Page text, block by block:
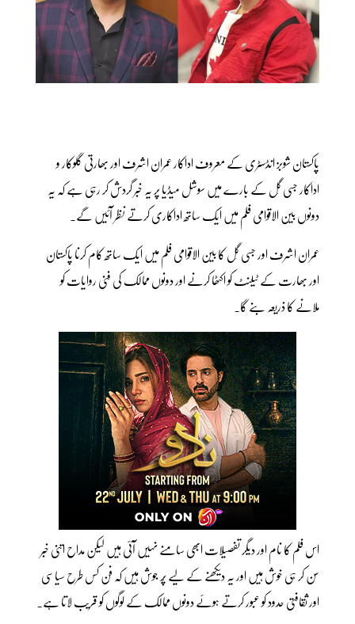
پاکستان شوبز انڈسٹری کے معروف اداکار عمران اشرف اور بھارتی گلوکار و
اداکار جسی گِل کے بارے میں سوشل میڈیا پر یہ خبر گردش کر رہی ہے کہ یہ
دونوں بین الاقوامی فلم میں ایک ساتھ اداکاری کرتے نظر آئیں گے۔
عمران اشرف اور جسی گِل کا بین الاقوامی فلم میں ایک ساتھ کام کرنا پاکستان
اور بھارت کے ٹیلنٹ کو اکٹھا کرنے اور دونوں ممالک کی فنی روایات کو
ملانے کا ذریعہ بنے گا۔
اس فلم کا نام اور دیگر تفصیلات ابھی سامنے نہیں آئی ہیں لیکن مداح اتنی خبر
سن کر ہی خوش ہیں اور یہ دیکھنے کے لیے پُر جوش ہیں کہ فن کس طرح سیاسی
اور ثقافتی حدود کو عبور کرتے ہوئے دونوں ممالک کے لوگوں کو قریب لاتا ہے۔